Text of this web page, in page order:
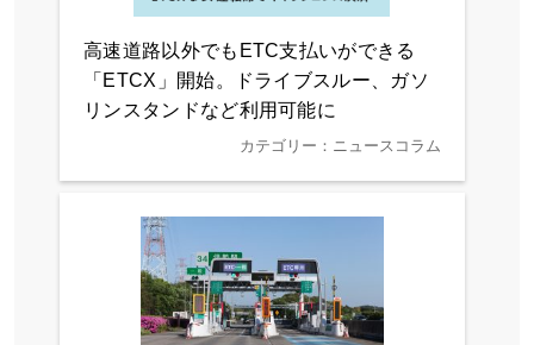
高速道路以外でもETC支払いができる
「ETCX」開始。ドライブスルー、ガソ
リンスタンドなど利用可能に
カテゴリー：ニュースコラム